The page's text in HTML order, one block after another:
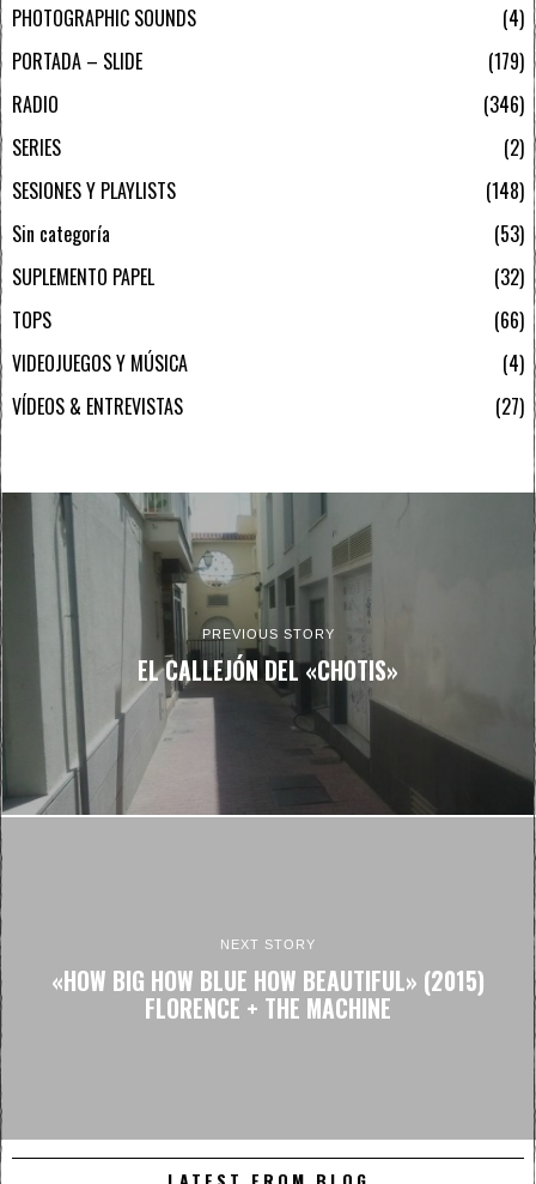
PHOTOGRAPHIC SOUNDS
4
PORTADA – SLIDE
179
RADIO
346
SERIES
2
SESIONES Y PLAYLISTS
148
Sin categoría
53
SUPLEMENTO PAPEL
32
TOPS
66
VIDEOJUEGOS Y MÚSICA
4
VÍDEOS & ENTREVISTAS
27
PREVIOUS STORY
EL CALLEJÓN DEL «CHOTIS»
NEXT STORY
«HOW BIG HOW BLUE HOW BEAUTIFUL» (2015)
FLORENCE + THE MACHINE